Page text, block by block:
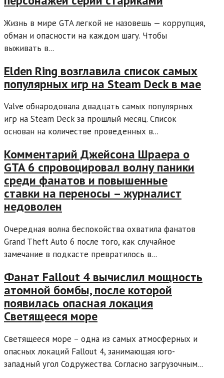
Жизнь в мире GTA легкой не назовешь — коррупция,
обман и опасности на каждом шагу. Чтобы
выживать в...
Elden Ring возглавила список самых
популярных игр на Steam Deck в мае
Valve обнародовала двадцать самых популярных
игр на Steam Deck за прошлый месяц. Список
основан на количестве проведенных в...
Комментарий Джейсона Шраера о
GTA 6 спровоцировал волну паники
среди фанатов и повышенные
ставки на переносы – журналист
недоволен
Очередная волна беспокойства охватила фанатов
Grand Theft Auto 6 после того, как случайное
замечание в подкасте превратилось в...
Фанат Fallout 4 вычислил мощность
атомной бомбы, после которой
появилась опасная локация
Светящееся море
Светящееся море – одна из самых атмосферных и
опасных локаций Fallout 4, занимающая юго-
западный угол Содружества. Согласно загрузочным...